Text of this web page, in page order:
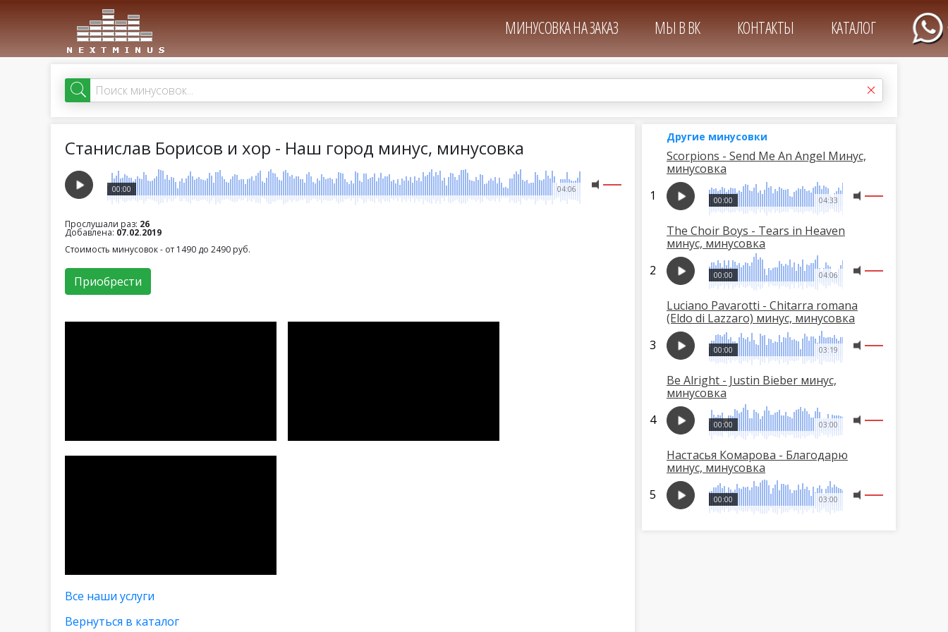
МИНУСОВКА НА ЗАКАЗ МЫ В ВК КОНТАКТЫ КАТАЛОГ
Станислав Борисов и хор - Наш город минус, минусовка
04:06
00:00
Прослушали раз: 26
Добавлена: 07.02.2019
Стоимость минусовок - от 1490 до 2490 руб.
Приобрести
Все наши услуги
Вернуться в каталог
Другие минусовки
Scorpions - Send Me An Angel Минус,
минусовка
04:33
00:00
The Choir Boys - Tears in Heaven
минус, минусовка
04:06
00:00
Luciano Pavarotti - Chitarra romana
(Eldo di Lazzaro) минус, минусовка
03:19
00:00
Be Alright - Justin Bieber минус,
минусовка
03:00
00:00
Настасья Комарова - Благодарю
минус, минусовка
03:00
00:00